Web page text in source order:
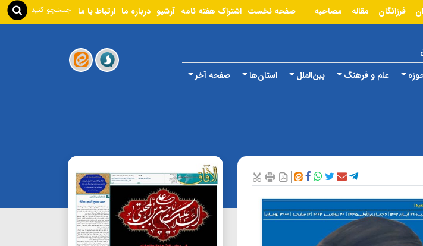
فرزانگان مقاله مصاحبه صفحه نخست اشتراک هفته نامه آرشیو درباره ما ارتباط با ما
علم و فرهنگ بین‌الملل استان‌ها صفحه آخر